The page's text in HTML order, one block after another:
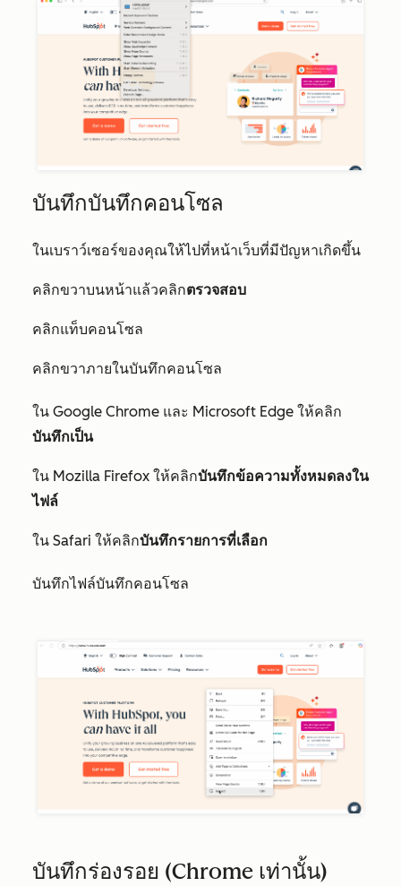
บันทึกบันทึกคอนโซล
ในเบราว์เซอร์ของคุณให้ไปที่หน้าเว็บที่มีปัญหาเกิดขึ้น
คลิกขวาบนหน้าแล้วคลิกตรวจสอบ
คลิกแท็บคอนโซล
คลิกขวาภายในบันทึกคอนโซล
ใน Google Chrome และ Microsoft Edge ให้คลิก
บันทึกเป็น
ใน Mozilla Firefox ให้คลิกบันทึกข้อความทั้งหมดลงใน
ไฟล์
ใน Safari ให้คลิกบันทึกรายการที่เลือก
บันทึกไฟล์บันทึกคอนโซล
บันทึกร่องรอย (Chrome เท่านั้น)